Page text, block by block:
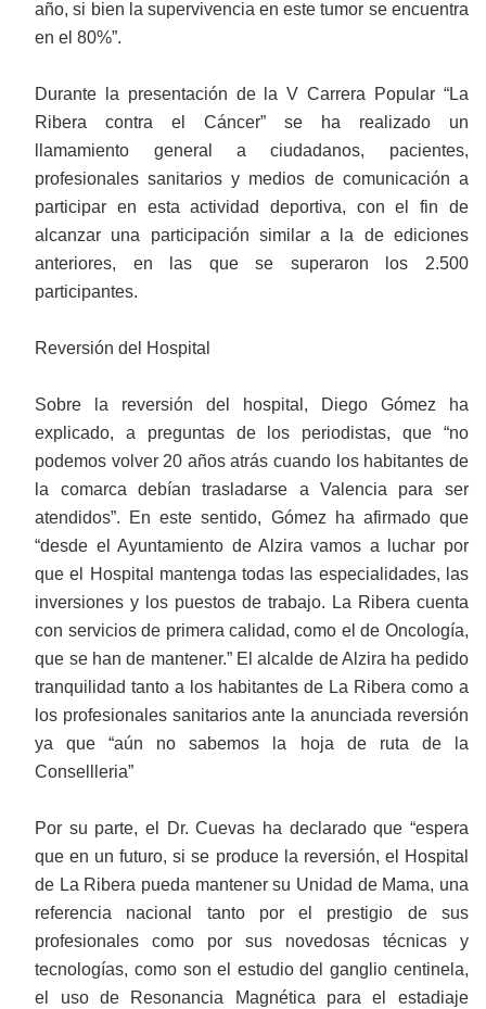
año, si bien la supervivencia en este tumor se encuentra
en el 80%”.
Durante la presentación de la V Carrera Popular “La
Ribera contra el Cáncer” se ha realizado un
llamamiento general a ciudadanos, pacientes,
profesionales sanitarios y medios de comunicación a
participar en esta actividad deportiva, con el fin de
alcanzar una participación similar a la de ediciones
anteriores, en las que se superaron los 2.500
participantes.
Reversión del Hospital
Sobre la reversión del hospital, Diego Gómez ha
explicado, a preguntas de los periodistas, que “no
podemos volver 20 años atrás cuando los habitantes de
la comarca debían trasladarse a Valencia para ser
atendidos”. En este sentido, Gómez ha afirmado que
“desde el Ayuntamiento de Alzira vamos a luchar por
que el Hospital mantenga todas las especialidades, las
inversiones y los puestos de trabajo. La Ribera cuenta
con servicios de primera calidad, como el de Oncología,
que se han de mantener.” El alcalde de Alzira ha pedido
tranquilidad tanto a los habitantes de La Ribera como a
los profesionales sanitarios ante la anunciada reversión
ya que “aún no sabemos la hoja de ruta de la
Consellleria”
Por su parte, el Dr. Cuevas ha declarado que “espera
que en un futuro, si se produce la reversión, el Hospital
de La Ribera pueda mantener su Unidad de Mama, una
referencia nacional tanto por el prestigio de sus
profesionales como por sus novedosas técnicas y
tecnologías, como son el estudio del ganglio centinela,
el uso de Resonancia Magnética para el estadiaje